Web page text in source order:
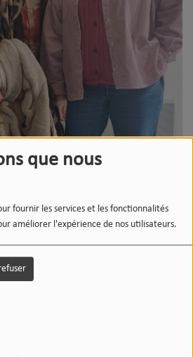
que nous
fournir les services et les fonctionnalités
améliorer l'expérience de nos utilisateurs.